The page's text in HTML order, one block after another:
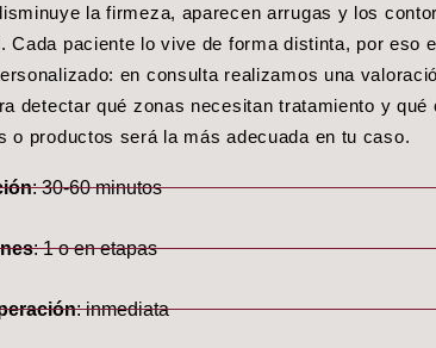
la firmeza, aparecen arrugas y los
Cada paciente lo vive de forma distinta, por eso
en consulta realizamos una
detectar qué zonas necesitan tratamiento y qué
o productos será la más adecuada en tu caso.
: 30-60 minutos
: 1 o en etapas
: inmediata